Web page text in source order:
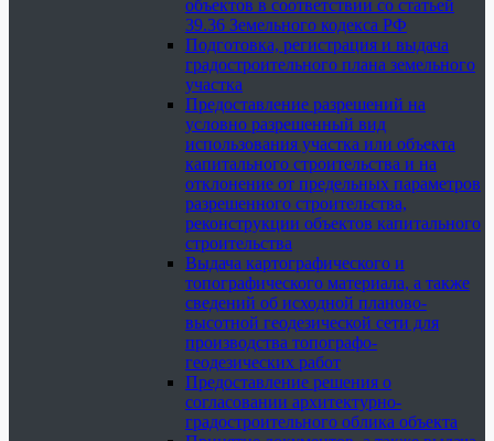
объектов в соответствии со статьей
39.36 Земельного кодекса РФ
Подготовка, регистрация и выдача
градостроительного плана земельного
участка
Предоставление разрешений на
условно разрешенный вид
использования участка или объекта
капитального строительства и на
отклонение от предельных параметров
разрешенного строительства,
реконструкции объектов капитального
строительства
Выдача картографического и
топографического материала, а также
сведений об исходной планово-
высотной геодезической сети для
производства топографо-
геодезических работ
Предоставление решения о
согласовании архитектурно-
градостроительного облика объекта